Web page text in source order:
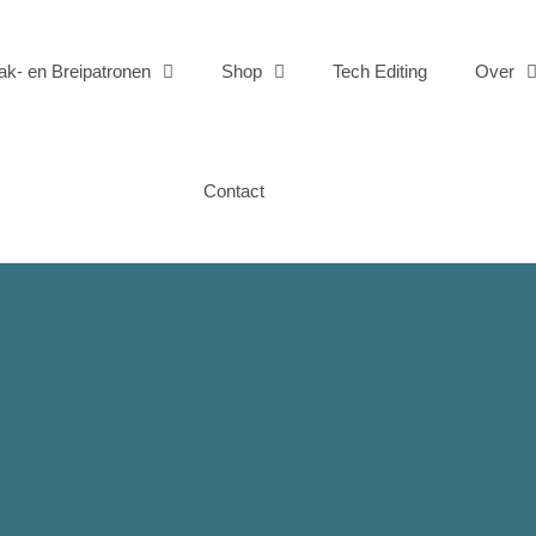
en Breipatronen Shop Tech Editing Over
Contact